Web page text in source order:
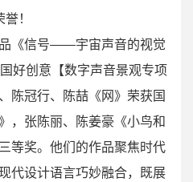
！
《信号——宇宙声音的视觉
好创意【数字声音景观专项
陈冠行、陈喆《网》荣获国
，张陈丽、陈姜豪《小鸟和
等奖。他们的作品聚焦时代
代设计语言巧妙融合，既展